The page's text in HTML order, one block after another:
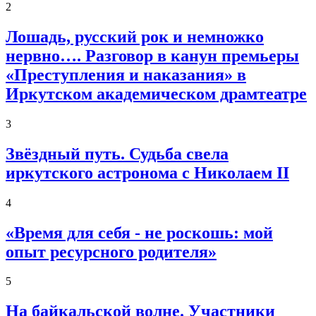
2
Лошадь, русский рок и немножко
нервно…. Разговор в канун премьеры
«Преступления и наказания» в
Иркутском академическом драмтеатре
3
Звёздный путь. Судьба свела
иркутского астронома с Николаем II
4
«Время для себя - не роскошь: мой
опыт ресурсного родителя»
5
На байкальской волне. Участники